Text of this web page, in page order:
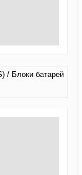
/ Блоки батарей